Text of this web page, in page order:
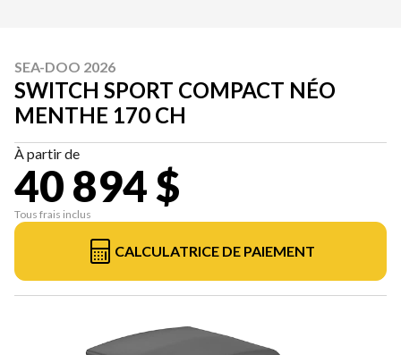
SEA-DOO 2026
SWITCH SPORT COMPACT NÉO
MENTHE 170 CH
À partir de
40 894 $
Tous frais inclus
CALCULATRICE DE PAIEMENT